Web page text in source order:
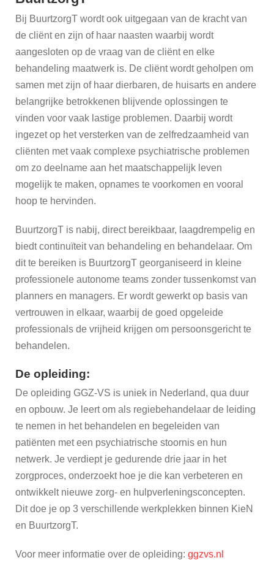
Bij BuurtzorgT wordt ook uitgegaan van de kracht van
de cliënt en zijn of haar naasten waarbij wordt
aangesloten op de vraag van de cliënt en elke
behandeling maatwerk is. De cliënt wordt geholpen om
samen met zijn of haar dierbaren, de huisarts en andere
belangrijke betrokkenen blijvende oplossingen te
vinden voor vaak lastige problemen. Daarbij wordt
ingezet op het versterken van de zelfredzaamheid van
cliënten met vaak complexe psychiatrische problemen
om zo deelname aan het maatschappelijk leven
mogelijk te maken, opnames te voorkomen en vooral
hoop te hervinden.
BuurtzorgT is nabij, direct bereikbaar, laagdrempelig en
biedt continuïteit van behandeling en behandelaar. Om
dit te bereiken is BuurtzorgT georganiseerd in kleine
professionele autonome teams zonder tussenkomst van
planners en managers. Er wordt gewerkt op basis van
vertrouwen in elkaar, waarbij de goed opgeleide
professionals de vrijheid krijgen om persoonsgericht te
behandelen.
De opleiding:
De opleiding GGZ-VS is uniek in Nederland, qua duur
en opbouw. Je leert om als regiebehandelaar de leiding
te nemen in het behandelen en begeleiden van
patiënten met een psychiatrische stoornis en hun
netwerk. Je verdiept je gedurende drie jaar in het
zorgproces, onderzoekt hoe je die kan verbeteren en
ontwikkelt nieuwe zorg- en hulpverleningsconcepten.
Dit doe je op 3 verschillende werkplekken binnen KieN
en BuurtzorgT.
Voor meer informatie over de opleiding: ggzvs.nl
PleiN
Effectief
behandelplan
Elementen
Groepen
Nieuws
KieN-
Info
Aanmelden
Kinderen
en
Jongeren
Aanmelden
Vergoeding
Wachttijd
Privacy